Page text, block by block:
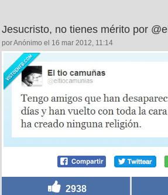
Jesucristo, no tienes mérito por
por Anónimo el 16 mar 2012, 11:14
2938